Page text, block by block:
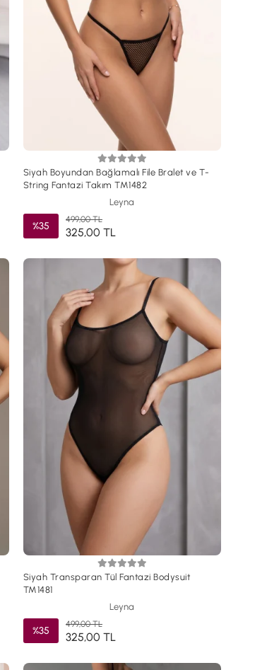
Siyah Boyundan Bağlamalı File Bralet ve T-
String Fantazi Takım TM1482
Leyna
%35
499,00 TL
325,00 TL
Siyah Transparan Tül Fantazi Bodysuit
TM1481
Leyna
%35
499,00 TL
325,00 TL